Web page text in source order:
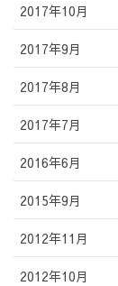
2017年10月
2017年9月
2017年8月
2017年7月
2016年6月
2015年9月
2012年11月
2012年10月